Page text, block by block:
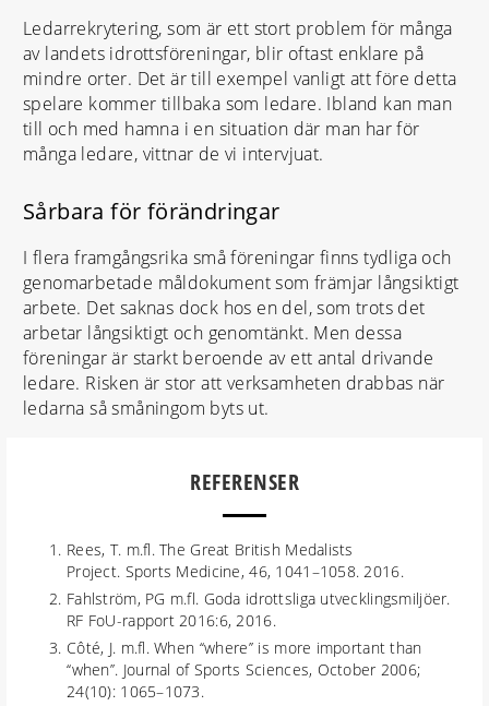
Ledarrekrytering, som är ett stort problem för många
av landets idrottsföreningar, blir oftast enklare på
mindre orter. Det är till exempel vanligt att före detta
spelare kommer tillbaka som ledare. Ibland kan man
till och med hamna i en situation där man har för
många ledare, vittnar de vi intervjuat.
Sårbara för förändringar
I flera framgångsrika små föreningar finns tydliga och
genomarbetade måldokument som främjar långsiktigt
arbete. Det saknas dock hos en del, som trots det
arbetar långsiktigt och genomtänkt. Men dessa
föreningar är starkt beroende av ett antal drivande
ledare. Risken är stor att verksamheten drabbas när
ledarna så småningom byts ut.
REFERENSER
Rees, T. m.fl. The Great British Medalists
Project. Sports Medicine, 46, 1041–1058. 2016.
Fahlström, PG m.fl. Goda idrottsliga utvecklingsmiljöer.
RF FoU-rapport 2016:6, 2016.
Côté, J. m.fl. When ‘‘where’’ is more important than
‘‘when’’. Journal of Sports Sciences, October 2006;
24(10): 1065–1073.